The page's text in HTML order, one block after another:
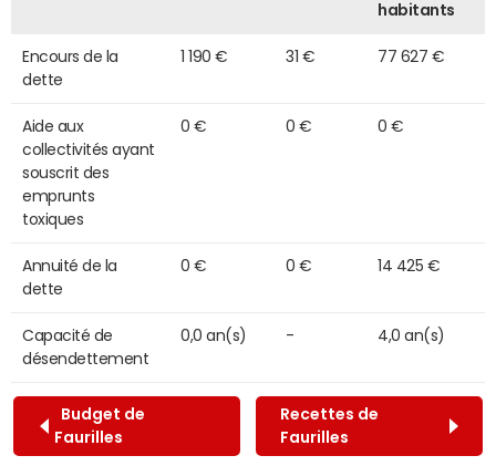
habitants
Encours de la
dette
1 190 € 31 € 77 627 €
Aide aux
collectivités ayant
souscrit des
emprunts
toxiques
0 € 0 € 0 €
Annuité de la
dette
0 € 0 € 14 425 €
Capacité de
désendettement
0,0 an(s) - 4,0 an(s)
Budget de
Faurilles
Recettes de
Faurilles